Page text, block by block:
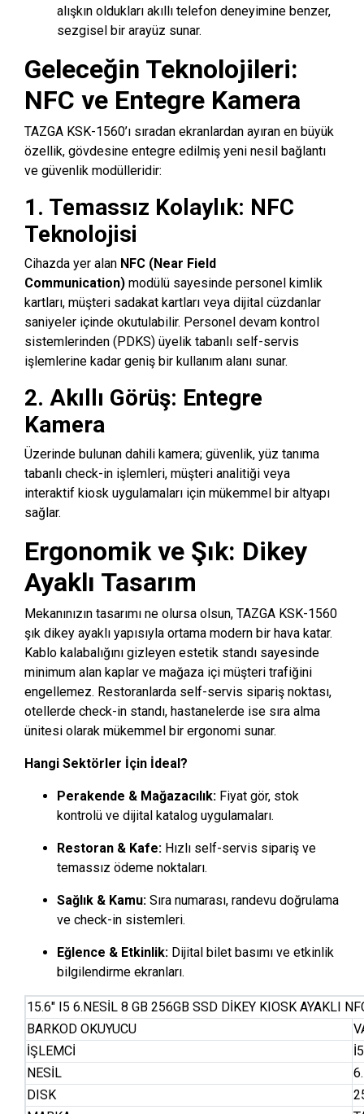
alışkın oldukları akıllı telefon deneyimine benzer,
sezgisel bir arayüz sunar.
Geleceğin Teknolojileri:
NFC ve Entegre Kamera
TAZGA KSK-1560’ı sıradan ekranlardan ayıran en büyük
özellik, gövdesine entegre edilmiş yeni nesil bağlantı
ve güvenlik modülleridir:
1. Temassız Kolaylık: NFC
Teknolojisi
Cihazda yer alan NFC (Near Field
Communication) modülü sayesinde personel kimlik
kartları, müşteri sadakat kartları veya dijital cüzdanlar
saniyeler içinde okutulabilir. Personel devam kontrol
sistemlerinden (PDKS) üyelik tabanlı self-servis
işlemlerine kadar geniş bir kullanım alanı sunar.
2. Akıllı Görüş: Entegre
Kamera
Üzerinde bulunan dahili kamera; güvenlik, yüz tanıma
tabanlı check-in işlemleri, müşteri analitiği veya
interaktif kiosk uygulamaları için mükemmel bir altyapı
sağlar.
Ergonomik ve Şık: Dikey
Ayaklı Tasarım
Mekanınızın tasarımı ne olursa olsun, TAZGA KSK-1560
şık dikey ayaklı yapısıyla ortama modern bir hava katar.
Kablo kalabalığını gizleyen estetik standı sayesinde
minimum alan kaplar ve mağaza içi müşteri trafiğini
engellemez. Restoranlarda self-servis sipariş noktası,
otellerde check-in standı, hastanelerde ise sıra alma
ünitesi olarak mükemmel bir ergonomi sunar.
Hangi Sektörler İçin İdeal?
Perakende & Mağazacılık: Fiyat gör, stok
kontrolü ve dijital katalog uygulamaları.
Restoran & Kafe: Hızlı self-servis sipariş ve
temassız ödeme noktaları.
Sağlık & Kamu: Sıra numarası, randevu doğrulama
ve check-in sistemleri.
Eğlence & Etkinlik: Dijital bilet basımı ve etkinlik
bilgilendirme ekranları.
15.6″ I5 6.NESİL 8 GB 256GB SSD DİKEY KIOSK AYAKLI
BARKOD OKUYUCU
İŞLEMCİ
İ5
NESİL
6.
DISK